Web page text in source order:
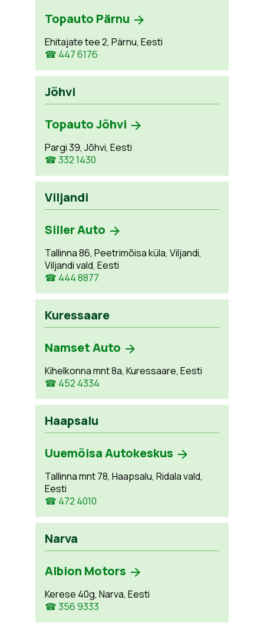
Topauto Pärnu
Ehitajate tee 2, Pärnu, Eesti
☎ 447 6176
Jõhvi
Topauto Jõhvi
Pargi 39, Jõhvi, Eesti
☎ 332 1430
Viljandi
Siller Auto
Tallinna 86, Peetrimõisa küla, Viljandi,
Viljandi vald, Eesti
☎ 444 8877
Kuressaare
Namset Auto
Kihelkonna mnt 8a, Kuressaare, Eesti
☎ 452 4334
Haapsalu
Uuemõisa Autokeskus
Tallinna mnt 78, Haapsalu, Ridala vald,
Eesti
☎ 472 4010
Narva
Albion Motors
Kerese 40g, Narva, Eesti
☎ 356 9333